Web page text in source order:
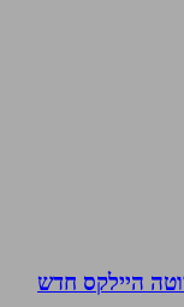
היילקס חדש